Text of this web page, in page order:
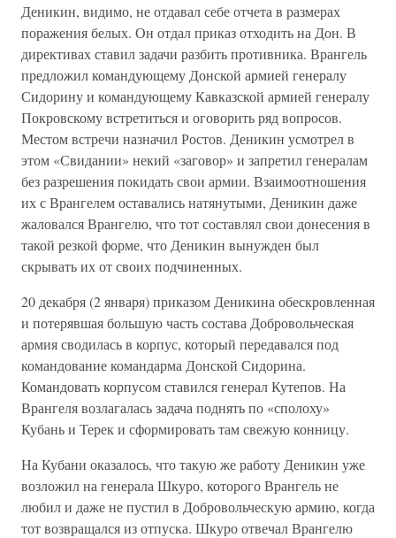
Деникин, видимо, не отдавал себе отчета в размерах
поражения белых. Он отдал приказ отходить на Дон. В
директивах ставил задачи разбить противника. Врангель
предложил командующему Донской армией генералу
Сидорину и командующему Кавказской армией генералу
Покровскому встретиться и оговорить ряд вопросов.
Местом встречи назначил Ростов. Деникин усмотрел в
этом «Свидании» некий «заговор» и запретил генералам
без разрешения покидать свои армии. Взаимоотношения
их с Врангелем оставались натянутыми, Деникин даже
жаловался Врангелю, что тот составлял свои донесения в
такой резкой форме, что Деникин вынужден был
скрывать их от своих подчиненных.
20 декабря (2 января) приказом Деникина обескровленная
и потерявшая большую часть состава Добровольческая
армия сводилась в корпус, который передавался под
командование командарма Донской Сидорина.
Командовать корпусом ставился генерал Кутепов. На
Врангеля возлагалась задача поднять по «сполоху»
Кубань и Терек и сформировать там свежую конницу.
На Кубани оказалось, что такую же работу Деникин уже
возложил на генерала Шкуро, которого Врангель не
любил и даже не пустил в Добровольческую армию, когда
тот возвращался из отпуска. Шкуро отвечал Врангелю